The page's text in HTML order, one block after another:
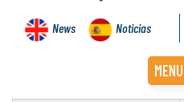
News Noticias
MENU